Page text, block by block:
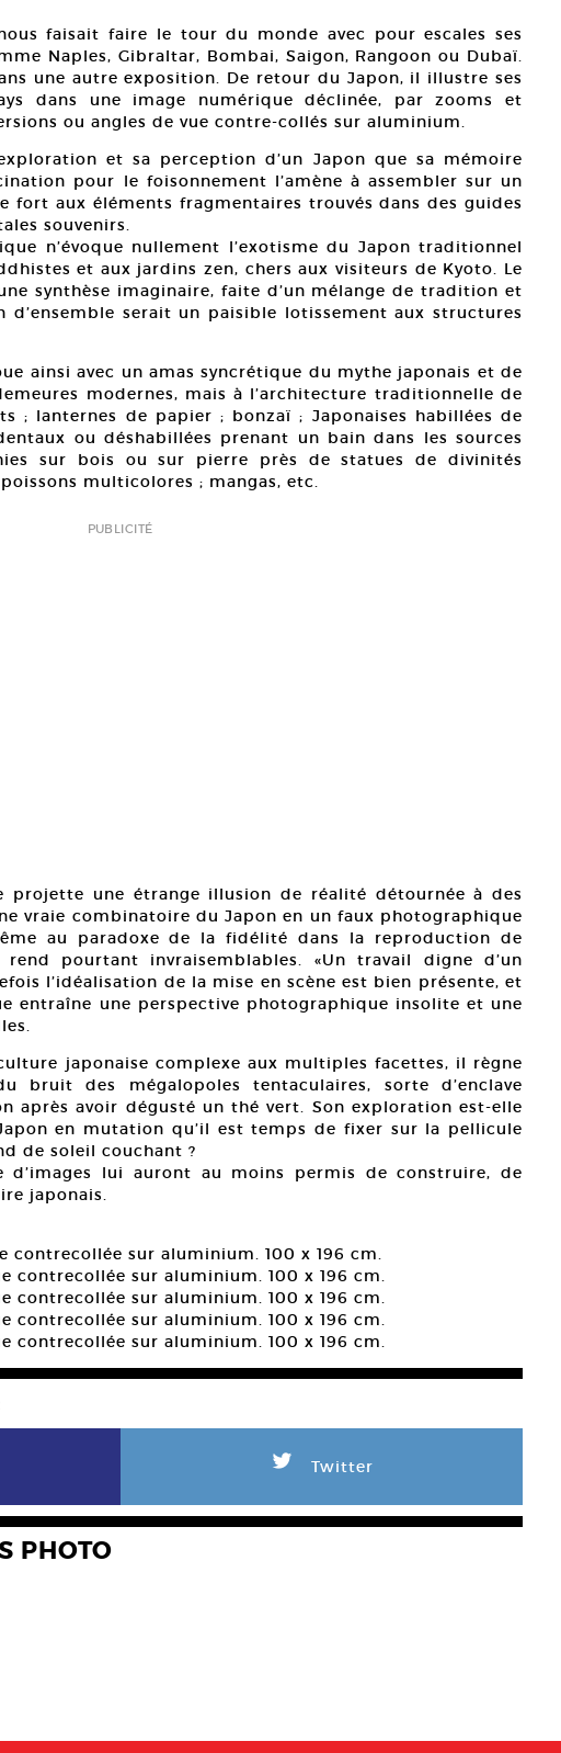
faisait faire le tour du monde avec pour escales ses
Naples, Gibraltar, Bombai, Saigon, Rangoon ou Dubaï.
une autre exposition. De retour du Japon, il illustre ses
dans une image numérique déclinée, par zooms et
ou angles de vue contre-collés sur aluminium.
et sa perception d’un Japon que sa mémoire
pour le foisonnement l’amène à assembler sur un
fort aux éléments fragmentaires trouvés dans des guides
souvenirs.
n’évoque nullement l’exotisme du Japon traditionnel
et aux jardins zen, chers aux visiteurs de Kyoto. Le
synthèse imaginaire, faite d’un mélange de tradition et
d’ensemble serait un paisible lotissement aux structures
ainsi avec un amas syncrétique du mythe japonais et de
modernes, mais à l’architecture traditionnelle de
; lanternes de papier ; bonzaï ; Japonaises habillées de
ou déshabillées prenant un bain dans les sources
sur bois ou sur pierre près de statues de divinités
multicolores ; mangas, etc.
PUBLICITÉ
projette une étrange illusion de réalité détournée à des
vraie combinatoire du Japon en un faux photographique
au paradoxe de la fidélité dans la reproduction de
rend pourtant invraisemblables. «Un travail digne d’un
l’idéalisation de la mise en scène est bien présente, et
entraîne une perspective photographique insolite et une
japonaise complexe aux multiples facettes, il règne
bruit des mégalopoles tentaculaires, sorte d’enclave
après avoir dégusté un thé vert. Son exploration est-elle
en mutation qu’il est temps de fixer sur la pellicule
de soleil couchant ?
d’images lui auront au moins permis de construire, de
japonais.
contrecollée sur aluminium. 100 x 196 cm.
contrecollée sur aluminium. 100 x 196 cm.
contrecollée sur aluminium. 100 x 196 cm.
contrecollée sur aluminium. 100 x 196 cm.
contrecollée sur aluminium. 100 x 196 cm.
L Twitter
PHOTO